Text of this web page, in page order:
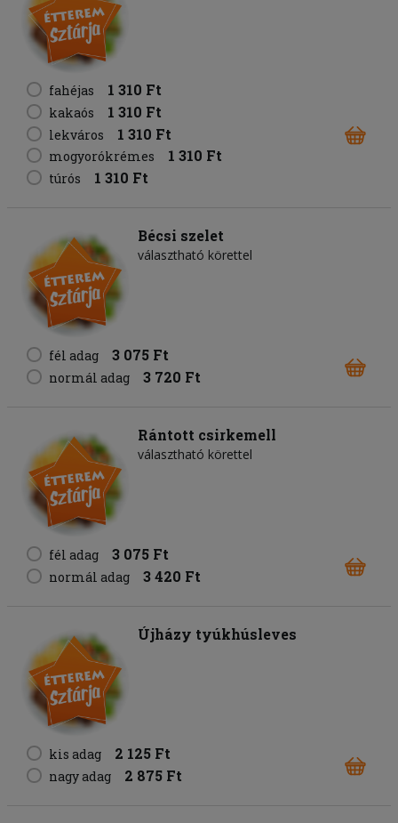
fahéjas 1 310 Ft
kakaós 1 310 Ft
lekváros 1 310 Ft
mogyorókrémes 1 310 Ft
túrós 1 310 Ft
Bécsi szelet
választható körettel
fél adag 3 075 Ft
normál adag 3 720 Ft
Rántott csirkemell
választható körettel
fél adag 3 075 Ft
normál adag 3 420 Ft
Újházy tyúkhúsleves
kis adag 2 125 Ft
nagy adag 2 875 Ft